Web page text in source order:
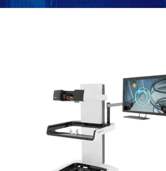
Robotix Mentor